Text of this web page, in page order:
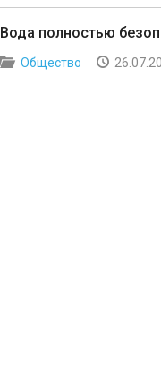
Вода полностью
Общество